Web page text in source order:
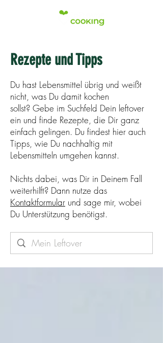
Rezepte und Tipps
Du hast Lebensmittel übrig und weißt
nicht, was Du damit kochen
sollst? Gebe im Suchfeld Dein leftover
ein und finde Rezepte, die Dir ganz
einfach gelingen. Du findest hier auch
Tipps, wie Du nachhaltig mit
Lebensmitteln umgehen kannst.
Nichts dabei, was Dir in Deinem Fall
weiterhilft? Dann nutze das
Kontaktformular und sage mir, wobei
Du Unterstützung benötigst.